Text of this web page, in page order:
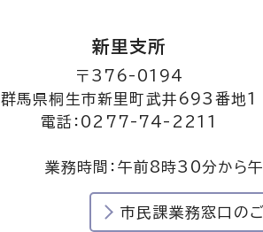
新里支所
〒376-0194
群馬県桐生市新里町武井693番地1
電話：0277-74-2211
業務時間：午前8時30分から
市民課業務窓口の